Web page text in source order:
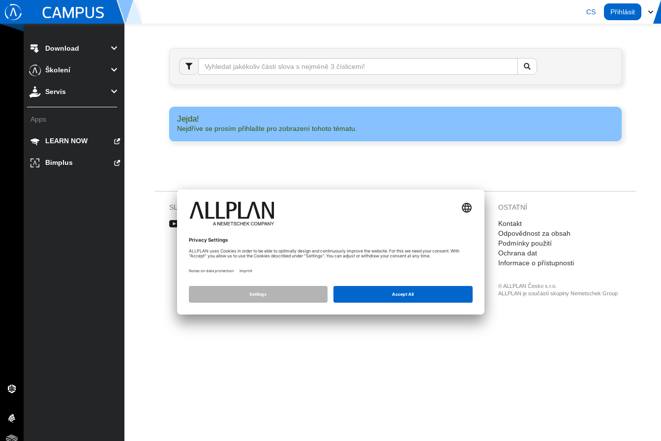
CS Přihlásit
Download
Školení
Servis
Apps
LEARN NOW
Bimplus
Jejda!
Nejdříve se prosím přihlašte pro zobrazení tohoto tématu.
SLEDUJTE NÁS NA ADMIN
Licence
Nastavení ochrany osobních údajů
OSTATNÍ
Kontakt
Odpovědnost za obsah
Podmínky použití
Ochrana dat
Informace o přístupnosti
© ALLPLAN Česko s.r.o.
ALLPLAN je součástí skupiny Nemetschek Group